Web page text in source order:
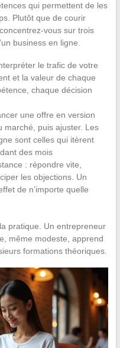
qui permettent de les
Plutôt que de courir
vous sur trois
business en ligne.
le trafic de votre
et la valeur de chaque
chaque décision
une offre en version
marché, puis ajuster. Les
sont celles qui itèrent
des mois
: répondre vite,
les objections. Un
de n’importe quelle
pratique. Un entrepreneur
même modeste, apprend
formations théoriques.